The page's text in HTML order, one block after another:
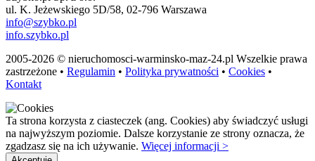
ul. K. Jeżewskiego 5D/58, 02-796 Warszawa
info@szybko.pl
info.szybko.pl
2005-2026 © nieruchomosci-warminsko-maz-24.pl Wszelkie prawa
zastrzeżone • Regulamin • Polityka prywatności • Cookies •
Kontakt
Ta strona korzysta z ciasteczek (ang. Cookies) aby świadczyć usługi
na najwyższym poziomie. Dalsze korzystanie ze strony oznacza, że
zgadzasz się na ich używanie. Więcej informacji >